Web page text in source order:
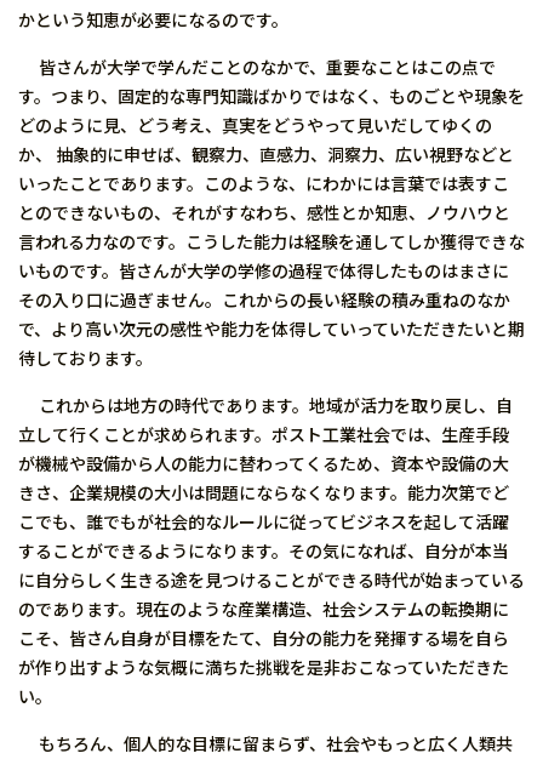
かという知恵が必要になるのです。
皆さんが大学で学んだことのなかで、重要なことはこの点で
す。つまり、固定的な専門知識ばかりではなく、ものごとや現象を
どのように見、どう考え、真実をどうやって見いだしてゆくの
か、 抽象的に申せば、観察力、直感力、洞察力、広い視野などと
いったことであります。このような、にわかには言葉では表すこ
とのできないもの、それがすなわち、感性とか知恵、ノウハウと
言われる力なのです。こうした能力は経験を通してしか獲得できな
いものです。皆さんが大学の学修の過程で体得したものはまさに
その入り口に過ぎません。これからの長い経験の積み重ねのなか
で、より高い次元の感性や能力を体得していっていただきたいと期
待しております。
これからは地方の時代であります。地域が活力を取り戻し、自
立して行くことが求められます。ポスト工業社会では、生産手段
が機械や設備から人の能力に替わってくるため、資本や設備の大
きさ、企業規模の大小は問題にならなくなります。能力次第でど
こでも、誰でもが社会的なルールに従ってビジネスを起して活躍
することができるようになります。その気になれば、自分が本当
に自分らしく生きる途を見つけることができる時代が始まっている
のであります。現在のような産業構造、社会システムの転換期に
こそ、皆さん自身が目標をたて、自分の能力を発揮する場を自ら
が作り出すような気概に満ちた挑戦を是非おこなっていただきた
い。
もちろん、個人的な目標に留まらず、社会やもっと広く人類共